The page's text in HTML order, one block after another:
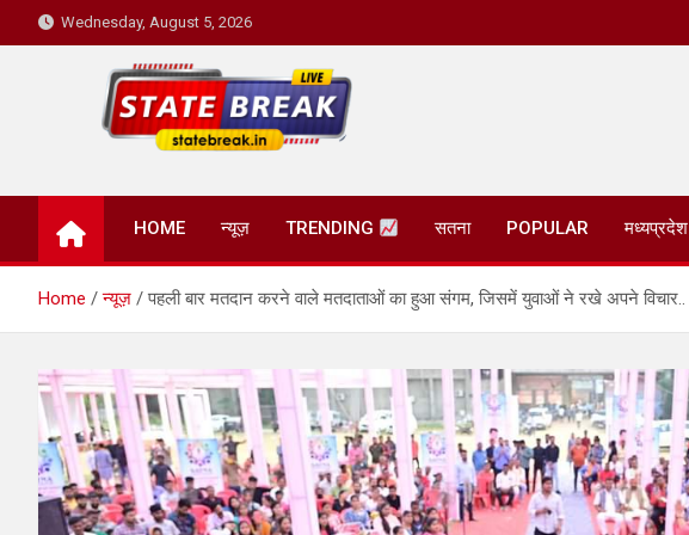
to
Wednesday, August 5, 2026
State Break
HOME न्यूज़ TRENDING सतना POPULAR मध्यप्रदेश
Home न्यूज़ पहली बार मतदान करने वाले मतदाताओं का हुआ संगम, जिसमें युवाओं ने रखे अपने विचार..